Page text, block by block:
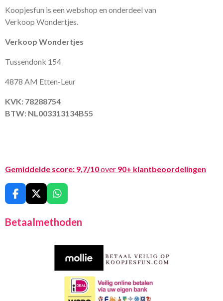
Koopjesfun is een webshop en onderdeel van
Verkoop Wondertjes.
Verkoop Wondertjes
Tussendonk 154
4878 AM Etten-Leur
KVK: 78288754
BTW: NL003313134B55
Gemiddelde score: 9,7/10over 90+ klantbeoordelingen
F
a
c
e
X
W
h
t
A
Betaalmethoden